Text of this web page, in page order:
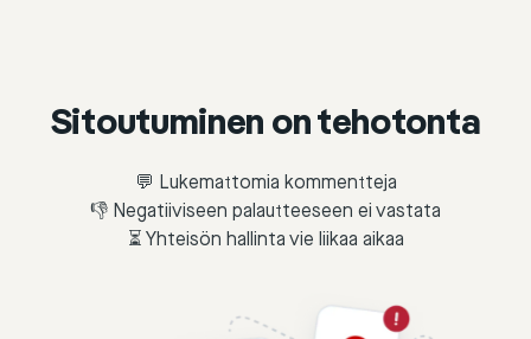
Sitoutuminen on tehotonta
💬 Lukemattomia kommentteja
👎 Negatiiviseen palautteeseen ei vastata
⏳ Yhteisön hallinta vie liikaa aikaa